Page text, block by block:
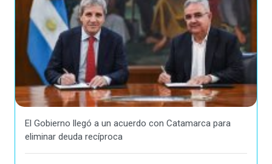
El Gobierno llegó a un acuerdo con Catamarca para
eliminar deuda recíproca